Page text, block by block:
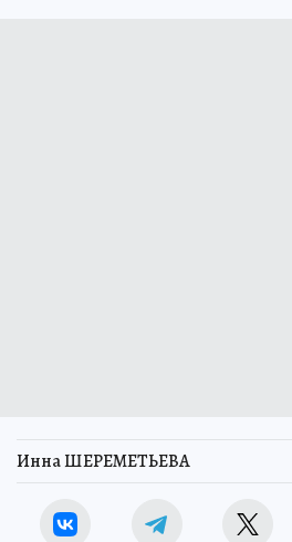
Инна ШЕРЕМЕТЬЕВА